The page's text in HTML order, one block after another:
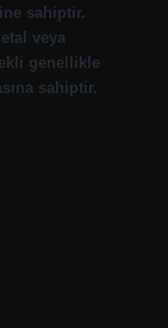
sahiptir.
veya
genellikle
sahiptir.